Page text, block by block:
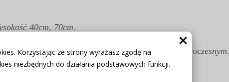
Korzystając ze strony wyrażasz zgodę na
niezbędnych do działania podstawowych funkcji.
40cm, 70cm.
wnętrza w stylu skandynawskim, loftowym czy nowoczesnym.